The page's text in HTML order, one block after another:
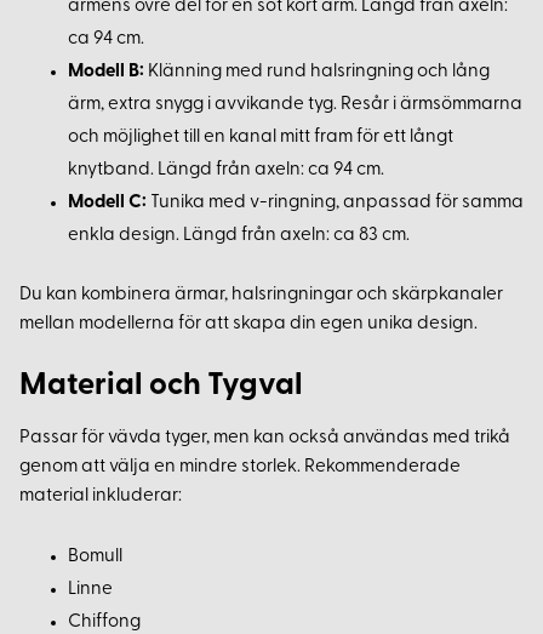
ärmens övre del för en söt kort ärm. Längd från axeln:
ca 94 cm.
Modell B: Klänning med rund halsringning och lång
ärm, extra snygg i avvikande tyg. Resår i ärmsömmarna
och möjlighet till en kanal mitt fram för ett långt
knytband. Längd från axeln: ca 94 cm.
Modell C: Tunika med v-ringning, anpassad för samma
enkla design. Längd från axeln: ca 83 cm.
Du kan kombinera ärmar, halsringningar och skärpkanaler
mellan modellerna för att skapa din egen unika design.
Material och Tygval
Passar för vävda tyger, men kan också användas med trikå
genom att välja en mindre storlek. Rekommenderade
material inkluderar:
Bomull
Linne
Chiffong